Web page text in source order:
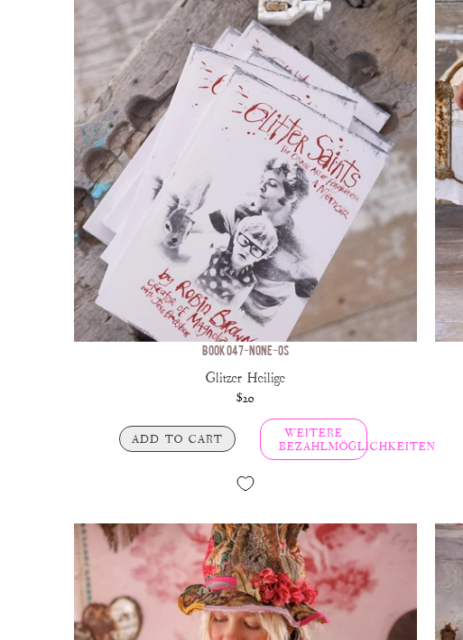
BOOK 047-NONE-OS
Glitzer Heilige
$20
ADD TO CART
WEITERE
BEZAHLMÖGLICHKEITEN